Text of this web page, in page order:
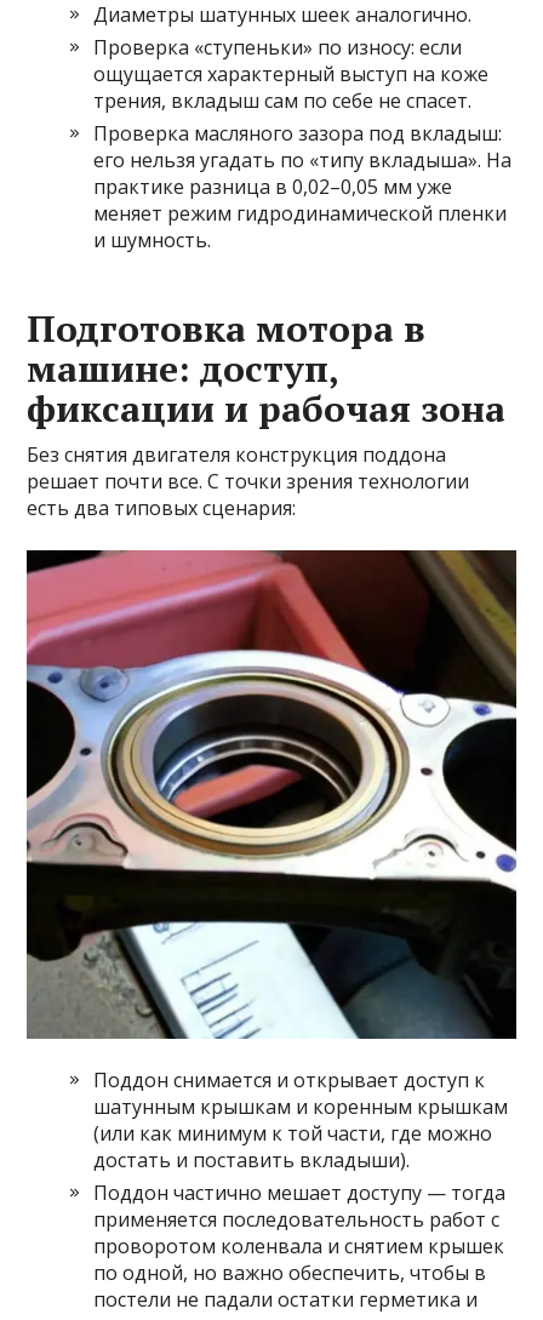
Диаметры шатунных шеек аналогично.
Проверка «ступеньки» по износу: если
ощущается характерный выступ на коже
трения, вкладыш сам по себе не спасет.
Проверка масляного зазора под вкладыш:
его нельзя угадать по «типу вкладыша». На
практике разница в 0,02–0,05 мм уже
меняет режим гидродинамической пленки
и шумность.
Подготовка мотора в
машине: доступ,
фиксации и рабочая зона
Без снятия двигателя конструкция поддона
решает почти все. С точки зрения технологии
есть два типовых сценария:
Поддон снимается и открывает доступ к
шатунным крышкам и коренным крышкам
(или как минимум к той части, где можно
достать и поставить вкладыши).
Поддон частично мешает доступу — тогда
применяется последовательность работ с
проворотом коленвала и снятием крышек
по одной, но важно обеспечить, чтобы в
постели не падали остатки герметика и